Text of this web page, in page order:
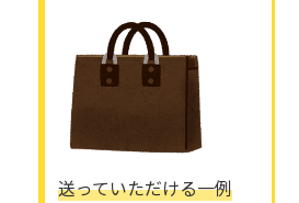
送っていただける一例